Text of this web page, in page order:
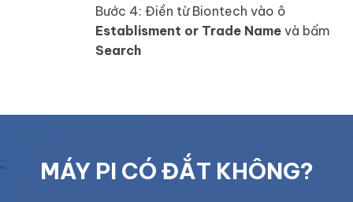
Bước 4: Điền từ Biontech vào ô
Establisment or Trade Namevà bấm
Search
MÁY PI CÓ ĐẮT KHÔNG?